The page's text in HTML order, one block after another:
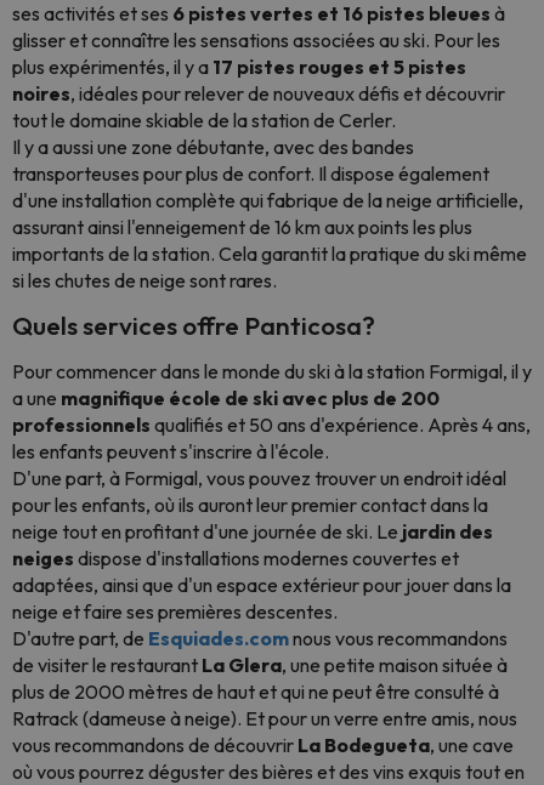
ses activités et ses 6 pistes vertes et 16 pistes bleues à
glisser et connaître les sensations associées au ski. Pour les
plus expérimentés, il y a 17 pistes rouges et 5 pistes
noires, idéales pour relever de nouveaux défis et découvrir
tout le domaine skiable de la station de Cerler.
Il y a aussi une zone débutante, avec des bandes
transporteuses pour plus de confort. Il dispose également
d'une installation complète qui fabrique de la neige artificielle,
assurant ainsi l'enneigement de 16 km aux points les plus
importants de la station. Cela garantit la pratique du ski même
si les chutes de neige sont rares.
Quels services offre Panticosa?
Pour commencer dans le monde du ski à la station Formigal, il y
a une magnifique école de ski avec plus de 200
professionnels qualifiés et 50 ans d'expérience. Après 4 ans,
les enfants peuvent s'inscrire à l'école.
D'une part, à Formigal, vous pouvez trouver un endroit idéal
pour les enfants, où ils auront leur premier contact dans la
neige tout en profitant d'une journée de ski. Le jardin des
neiges dispose d'installations modernes couvertes et
adaptées, ainsi que d'un espace extérieur pour jouer dans la
neige et faire ses premières descentes.
D'autre part, de Esquiades.comnous vous recommandons
de visiter le restaurant La Glera, une petite maison située à
plus de 2000 mètres de haut et qui ne peut être consulté à
Ratrack (dameuse à neige). Et pour un verre entre amis, nous
vous recommandons de découvrir La Bodegueta, une cave
où vous pourrez déguster des bières et des vins exquis tout en